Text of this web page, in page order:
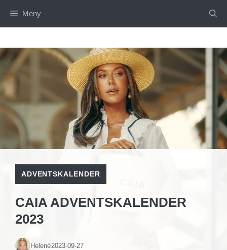
Meny
ADVENTSKALENDER
CAIA ADVENTSKALENDER
2023
Helené2023-09-27